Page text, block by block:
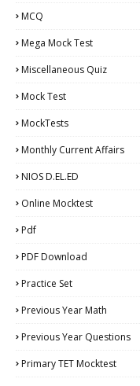
MCQ
Mega Mock Test
Miscellaneous Quiz
Mock Test
MockTests
Monthly Current Affairs
NIOS D.EL.ED
Online Mocktest
Pdf
PDF Download
Practice Set
Previous Year Math
Previous Year Questions
Primary TET Mocktest